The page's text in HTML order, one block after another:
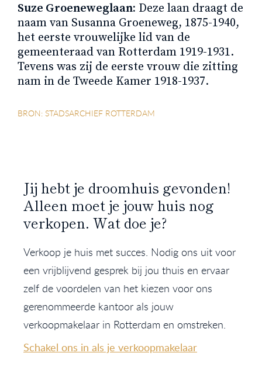
Suze Groeneweglaan: Deze laan draagt de
naam van Susanna Groeneweg, 1875-1940,
het eerste vrouwelijke lid van de
gemeenteraad van Rotterdam 1919-1931.
Tevens was zij de eerste vrouw die zitting
nam in de Tweede Kamer 1918-1937.
BRON: STADSARCHIEF ROTTERDAM
Jij hebt je droomhuis gevonden!
Alleen moet je jouw huis nog
verkopen. Wat doe je?
Verkoop je huis met succes. Nodig ons uit voor
een vrijblijvend gesprek bij jou thuis en ervaar
zelf de voordelen van het kiezen voor ons
gerenommeerde kantoor als jouw
verkoopmakelaar in Rotterdam en omstreken.
Schakel ons in als je verkoopmakelaar